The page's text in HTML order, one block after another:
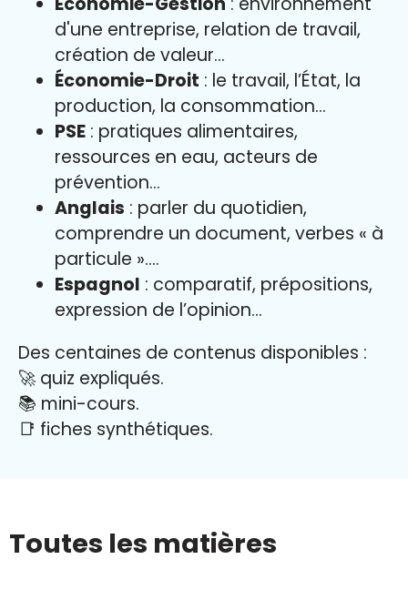
d'une entreprise, relation de travail,
création de valeur…
Économie-Droit : le travail, l’État, la
production, la consommation…
PSE : pratiques alimentaires,
ressources en eau, acteurs de
prévention…
Anglais : parler du quotidien,
comprendre un document, verbes « à
particule »….
Espagnol : comparatif, prépositions,
expression de l’opinion…
Des centaines de contenus disponibles :
🚀 quiz expliqués.
📚 mini-cours.
📑 fiches synthétiques.
Toutes les matières